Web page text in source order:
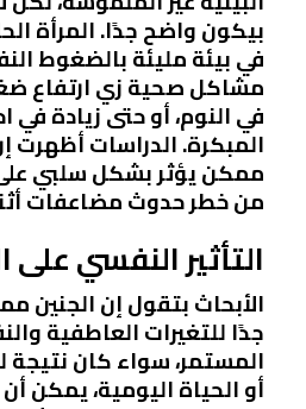
بيكون واضح جدًا. المرأة
في بيئة مليئة بالضغوط
مشاكل صحية زي ارتفاع
في النوم، أو حتى زيادة في
المبكرة. الدراسات أظهرت
ممكن يؤثر بشكل سلبي على
من خطر حدوث مضاعفات
التأثير النفسي على
الأبحاث بتقول إن
جدًا للتغيرات العاطفية
المستمر، سواء كان
أو الحياة اليومية، يمكن